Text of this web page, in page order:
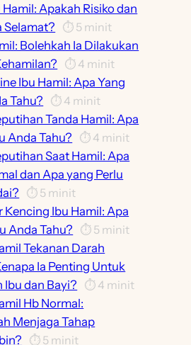
Hamil: Apakah Risiko dan
Selamat? ⏱️ 5 minit
Bolehkah Ia Dilakukan
⏱️ 4 minit
Ibu Hamil: Apa Yang
Tahu?
⏱️ 4 minit
Tanda Hamil: Apa
Anda Tahu? ⏱️ 4 minit
Saat Hamil: Apa
dan Apa yang Perlu
⏱️ 5 minit
Kencing Ibu Hamil: Apa
Anda Tahu? ⏱️ 5 minit
Tekanan Darah
Ia Penting Untuk
Ibu dan Bayi?
⏱️ 4 minit
Hb Normal:
Menjaga Tahap
⏱️ 5 minit